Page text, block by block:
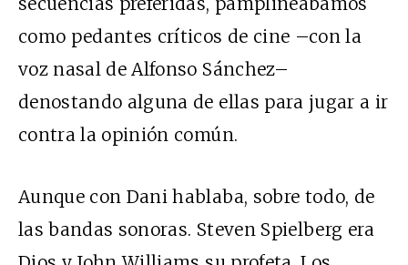
como pedantes críticos de cine –con la
voz nasal de Alfonso Sánchez–
denostando alguna de ellas para jugar a ir
contra la opinión común.
Aunque con Dani hablaba, sobre todo, de
las bandas sonoras. Steven Spielberg era